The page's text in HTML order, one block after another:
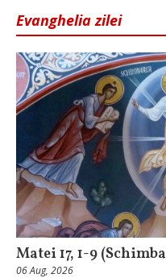
Evanghelia zilei
Matei 17, 1-9
06 Aug, 2026